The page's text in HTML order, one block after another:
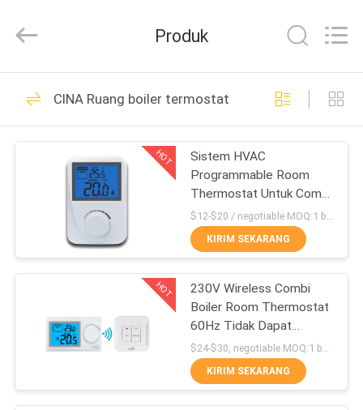
RUMAH
PRODUK
PERTUNJUKAN
TENTANG
Limited.
Termostat ruang
digital
229
Termostat ruang
kabel
199
Produk
CINA Ruang boiler termostat
HOT
Sistem HVAC
Programmable Room
Thermostat Untuk Combi
Boiler NTC Sensor
$12-$20 / negotiable MOQ:1 buah sampel/nego
KIRIM SEKARANG
HOT
230V Wireless Combi
Boiler Room Thermostat
60Hz Tidak Dapat
Diprogram
KIRIM SEKARANG